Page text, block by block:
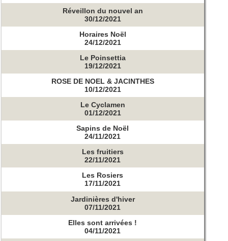
Réveillon du nouvel an
30/12/2021
Horaires Noël
24/12/2021
Le Poinsettia
19/12/2021
ROSE DE NOEL & JACINTHES
10/12/2021
Le Cyclamen
01/12/2021
Sapins de Noël
24/11/2021
Les fruitiers
22/11/2021
Les Rosiers
17/11/2021
Jardinières d'hiver
07/11/2021
Elles sont arrivées !
04/11/2021